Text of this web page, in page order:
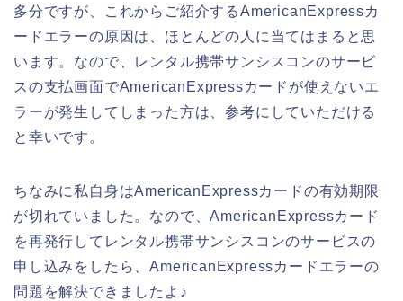
多分ですが、これからご紹介するAmericanExpressカ
ードエラーの原因は、ほとんどの人に当てはまると思
います。なので、レンタル携帯サンシスコンのサービ
スの支払画面でAmericanExpressカードが使えないエ
ラーが発生してしまった方は、参考にしていただける
と幸いです。
ちなみに私自身はAmericanExpressカードの有効期限
が切れていました。なので、AmericanExpressカード
を再発行してレンタル携帯サンシスコンのサービスの
申し込みをしたら、AmericanExpressカードエラーの
問題を解決できましたよ♪